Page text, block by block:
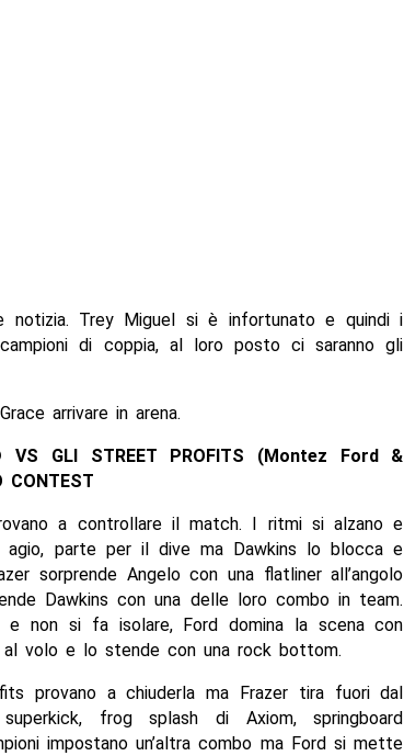
notizia. Trey Miguel si è infortunato e quindi i
di coppia, al loro posto ci saranno gli
arrivare in arena.
VS GLI STREET PROFITS (Montez Ford &
CONTEST
a controllare il match. I ritmi si alzano e
agio, parte per il dive ma Dawkins lo blocca e
sorprende Angelo con una flatliner all’angolo
Dawkins con una delle loro combo in team.
e non si fa isolare, Ford domina la scena con
al volo e lo stende con una rock bottom.
provano a chiuderla ma Frazer tira fuori dal
frog splash di Axiom, springboard
impostano un’altra combo ma Ford si mette